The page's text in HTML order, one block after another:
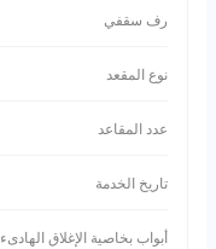
رف سقفي
نوع المقعد
عدد المقاعد
تاريخ الخدمة
أبواب بخاصية الإغلاق الهادىء